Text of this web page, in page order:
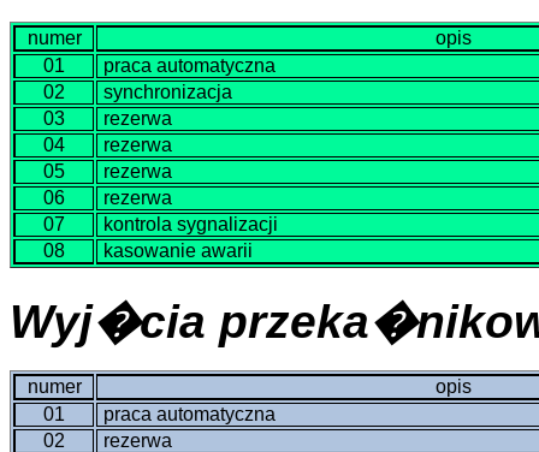
numer
opis
01
praca automatyczna
02
synchronizacja
03
rezerwa
04
rezerwa
05
rezerwa
06
rezerwa
07
kontrola sygnalizacji
08
kasowanie awarii
Wyj�cia
numer
opis
01
praca automatyczna
02
rezerwa